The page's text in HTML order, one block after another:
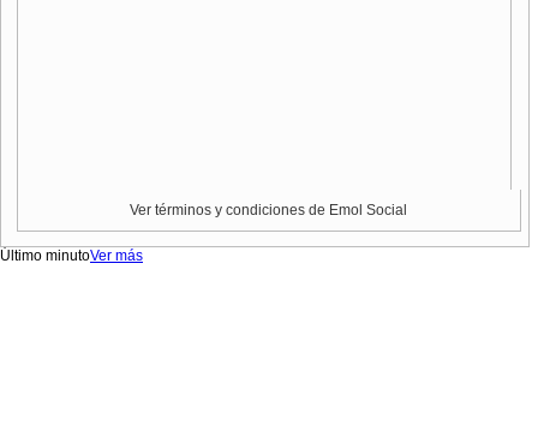
Ver términos y condiciones de Emol Social
Último minutoVer más